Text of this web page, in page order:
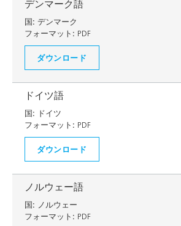
デンマーク語
国: デンマーク
フォーマット: PDF
ダウンロード
ドイツ語
国: ドイツ
フォーマット: PDF
ダウンロード
ノルウェー語
国: ノルウェー
フォーマット: PDF